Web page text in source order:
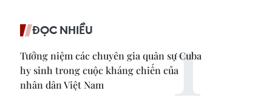
ĐỌC NHIỀU
Tưởng niệm các chuyên gia quân sự Cuba
hy sinh trong cuộc kháng chiến của
nhân dân Việt Nam